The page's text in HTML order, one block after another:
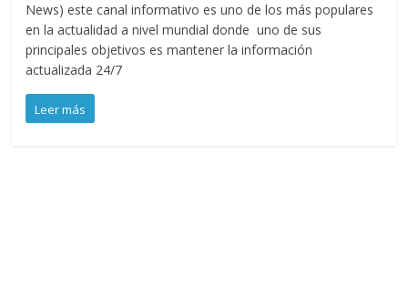
News) este canal informativo es uno de los más populares
en la actualidad a nivel mundial donde uno de sus
principales objetivos es mantener la información
actualizada 24/7
Leer más